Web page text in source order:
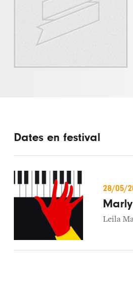
Dates en festival
28/05/
Leila